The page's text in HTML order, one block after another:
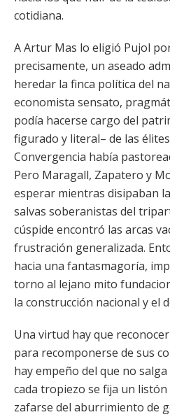
cotidiana.
A Artur Mas lo eligió Pujol
precisamente, un aseado
heredar la finca política del
economista sensato,
podía hacerse cargo del
figurado y literal– de las
Convergencia había
Pero Maragall, Zapatero y
esperar mientras disipaban
salvas soberanistas del
cúspide encontró las arcas
frustración generalizada.
hacia una fantasmagoría,
torno al lejano mito
la construcción nacional y el
Una virtud hay que
para recomponerse de sus
hay empeño del que no
cada tropiezo se fija un listón
zafarse del aburrimiento de